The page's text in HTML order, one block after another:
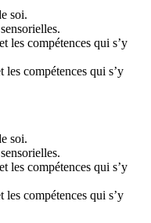
soi.
les compétences qui s’y
les compétences qui s’y
soi.
les compétences qui s’y
les compétences qui s’y